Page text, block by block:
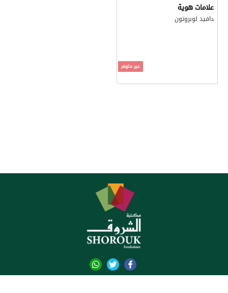
علامات هوية
دافيد لوبروتون
غير متوفر